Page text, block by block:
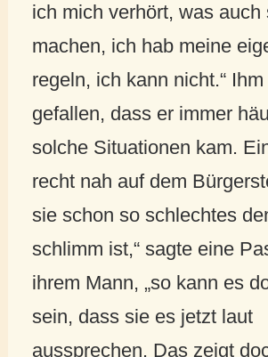
ich mich verhört, was auch
machen, ich hab meine
regeln, ich kann nicht.“
gefallen, dass er immer
solche Situationen kam.
recht nah auf dem
sie schon so schlechtes
schlimm ist,“ sagte eine
ihrem Mann, „so kann es
sein, dass sie es jetzt laut
aussprechen. Das zeigt